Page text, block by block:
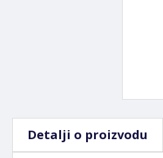
Detalji o proizvodu